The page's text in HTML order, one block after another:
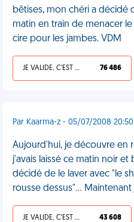
bêtises, mon chéri a décidé
matin en train de menacer
cire pour les jambes. VDM
JE VALIDE, C'EST UNE VDM 76 486
Par Kaarma-z - 05/07/2008 20:50
Aujourd'hui, je découvre en
j'avais laissé ce matin noir et
décidé de le laver avec "le
rousse dessus"...
JE VALIDE, C'EST UNE VDM 43 608